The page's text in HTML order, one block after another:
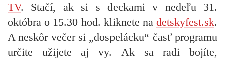
TV. Stačí, ak si s deckamiv nedeľu 31.
októbra o 15.30 hod. kliknete na detskyfest.sk.
A neskôr večer si „dospelácku“ časť programu
určite užijete aj vy. Ak sa radi bojíte,